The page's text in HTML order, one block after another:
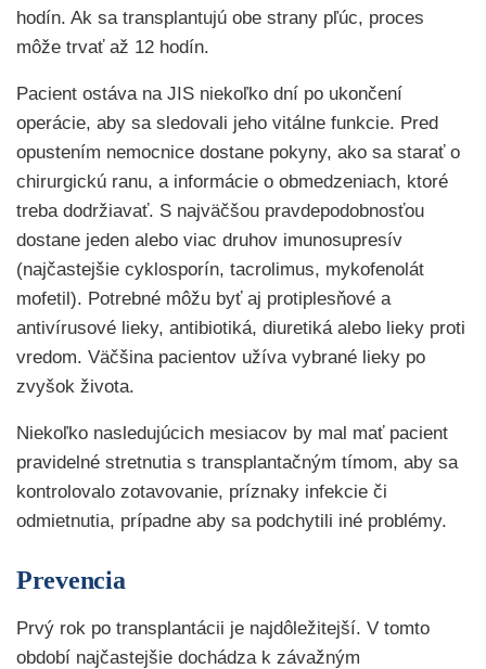
hodín. Ak sa transplantujú obe strany pľúc, proces
môže trvať až 12 hodín.
Pacient ostáva na JIS niekoľko dní po ukončení
operácie, aby sa sledovali jeho vitálne funkcie. Pred
opustením nemocnice dostane pokyny, ako sa starať o
chirurgickú ranu, a informácie o obmedzeniach, ktoré
treba dodržiavať. S najväčšou pravdepodobnosťou
dostane jeden alebo viac druhov imunosupresív
(najčastejšie cyklosporín, tacrolimus, mykofenolát
mofetil). Potrebné môžu byť aj protiplesňové a
antivírusové lieky, antibiotiká, diuretiká alebo lieky proti
vredom. Väčšina pacientov užíva vybrané lieky po
zvyšok života.
Niekoľko nasledujúcich mesiacov by mal mať pacient
pravidelné stretnutia s transplantačným tímom, aby sa
kontrolovalo zotavovanie, príznaky infekcie či
odmietnutia, prípadne aby sa podchytili iné problémy.
Prevencia
Prvý rok po transplantácii je najdôležitejší. V tomto
období najčastejšie dochádza k závažným